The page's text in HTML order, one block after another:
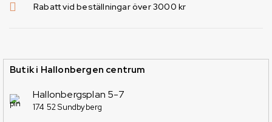
Rabatt vid beställningar över 3000 kr
Butik i Hallonbergen centrum
Hallonbergsplan 5-7
174 52 Sundbyberg